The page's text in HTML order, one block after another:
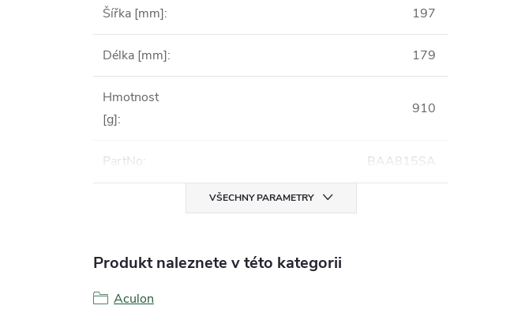
Šířka [mm]: 197
Délka [mm]: 179
Hmotnost
[g]:
910
PartNo: BAA815SA
VŠECHNY PARAMETRY
Produkt naleznete v této kategorii
Aculon